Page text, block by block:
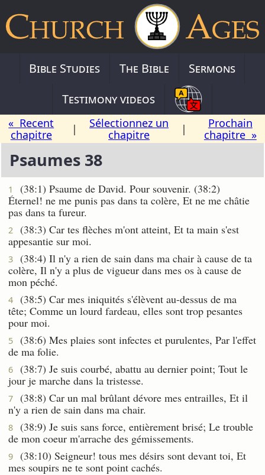
Bible Studies The Bible
Sermons
Testimony videos
« Recent
chapitre
|
Sélectionnez un
chapitre
|
Prochain
chapitre »
Psaumes 38
1
(38:1) Psaume de David. Pour souvenir. (38:2)
Éternel! ne me punis pas dans ta colère, Et ne me châtie
pas dans ta fureur.
2
(38:3) Car tes flèches m'ont atteint, Et ta main s'est
appesantie sur moi.
3
(38:4) Il n'y a rien de sain dans ma chair à cause de ta
colère, Il n'y a plus de vigueur dans mes os à cause de
mon péché.
4
(38:5) Car mes iniquités s'élèvent au-dessus de ma
tête; Comme un lourd fardeau, elles sont trop pesantes
pour moi.
5
(38:6) Mes plaies sont infectes et purulentes, Par l'effet
de ma folie.
6
(38:7) Je suis courbé, abattu au dernier point; Tout le
jour je marche dans la tristesse.
7
(38:8) Car un mal brûlant dévore mes entrailles, Et il
n'y a rien de sain dans ma chair.
8
(38:9) Je suis sans force, entièrement brisé; Le trouble
de mon coeur m'arrache des gémissements.
9
(38:10) Seigneur! tous mes désirs sont devant toi, Et
mes soupirs ne te sont point cachés.